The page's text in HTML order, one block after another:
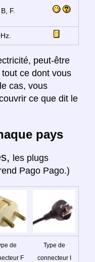
F.
peut-être
ce dont vous
cas, vous
ce que dit le
pays
les plugs
Pago Pago.)
de
F
Type de
connecteur I